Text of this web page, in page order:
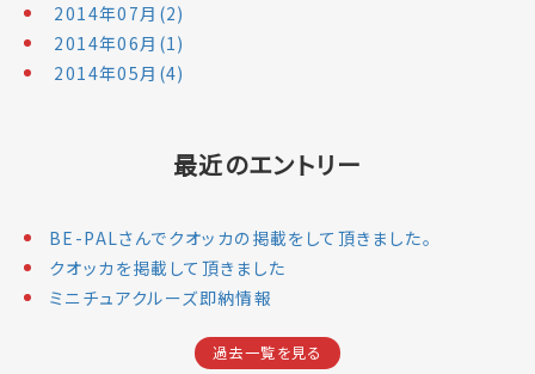
2014年07月(2)
2014年06月(1)
2014年05月(4)
最近のエントリー
BE-PALさんでクオッカの掲載をして頂きました。
クオッカを掲載して頂きました
ミニチュアクルーズ即納情報
過去一覧を見る